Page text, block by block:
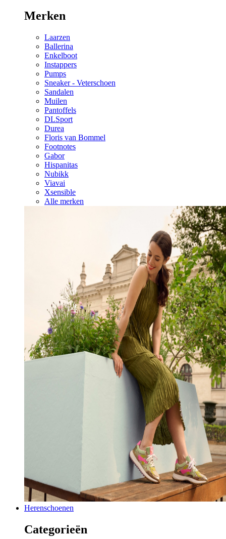
Merken
Laarzen
Ballerina
Enkelboot
Instappers
Pumps
Sneaker - Veterschoen
Sandalen
Muilen
Pantoffels
DLSport
Durea
Floris van Bommel
Footnotes
Gabor
Hispanitas
Nubikk
Viavai
Xsensible
Alle merken
Herenschoenen
Categorieën